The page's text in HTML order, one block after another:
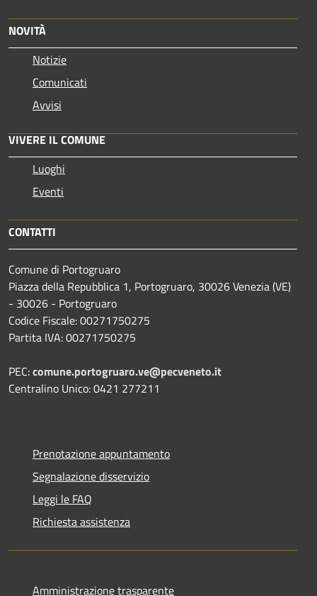
NOVITÀ
Notizie
Comunicati
Avvisi
VIVERE IL COMUNE
Luoghi
Eventi
CONTATTI
Comune di Portogruaro
Piazza della Repubblica 1, Portogruaro, 30026 Venezia (VE)
- 30026 - Portogruaro
Codice Fiscale: 00271750275
Partita IVA: 00271750275
PEC:comune.portogruaro.ve@pecveneto.it
Centralino Unico: 0421 277211
Prenotazione appuntamento
Segnalazione disservizio
Leggi le FAQ
Richiesta assistenza
Amministrazione trasparente